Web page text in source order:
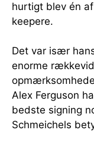
hurtigt blev én
keepere.
Det var især
enorme
Alex Ferguson
bedste signing
Schmeichels